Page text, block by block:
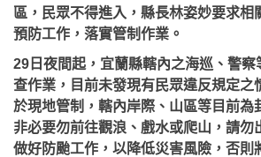
區，民眾不得進入，縣長林姿妙要求相
預防工作，落實管制作業。
29日夜間起，宜蘭縣轄內之海巡、警察
查作業，目前未發現有民眾違反規定之
於現地管制，轄內岸際、山區等目前為
非必要勿前往觀浪、戲水或爬山，請勿
做好防颱工作，以降低災害風險，否則